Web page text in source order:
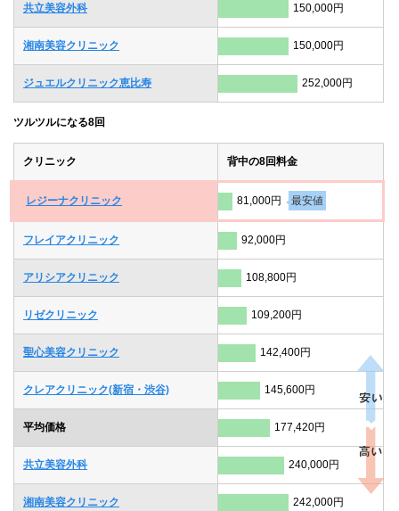
共立美容外科 150,000円
湘南美容クリニック 150,000円
ジュエルクリニック恵比寿 252,000円
ツルツルになる8回
クリニック 背中の8回料金
レジーナクリニック 81,000円 最安値
フレイアクリニック 92,000円
アリシアクリニック 108,800円
リゼクリニック 109,200円
聖心美容クリニック 142,400円
クレアクリニック(新宿・渋谷) 145,600円
平均価格 177,420円
共立美容外科 240,000円
湘南美容クリニック 242,000円